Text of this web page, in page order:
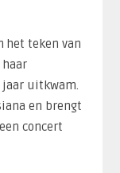
het teken van
uitkwam.
en brengt
concert